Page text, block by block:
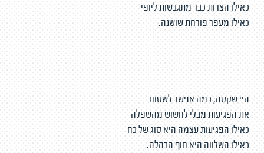
כאילו הצרות כבר מתגבשות ליופי
כאילו מעפר פורחת שושנה.
היי שקטה, כמה אפשר לשטוח
את הפגיעות מבלי לחשוש מהשפלה
כאילו הפגיעות עצמה היא סוג של כח
כאילו השלווה היא חוף הבהלה.